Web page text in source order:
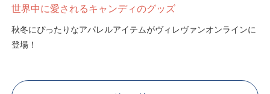
世界中に愛されるキャンディのグッズ
秋冬にぴったりなアパレルアイテムがヴィレヴァンオンラインに
登場！
使い勝手抜群のアイテムばかり！